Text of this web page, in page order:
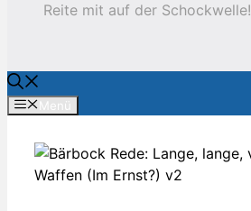
Reite mit auf der Schockwelle!
Menü